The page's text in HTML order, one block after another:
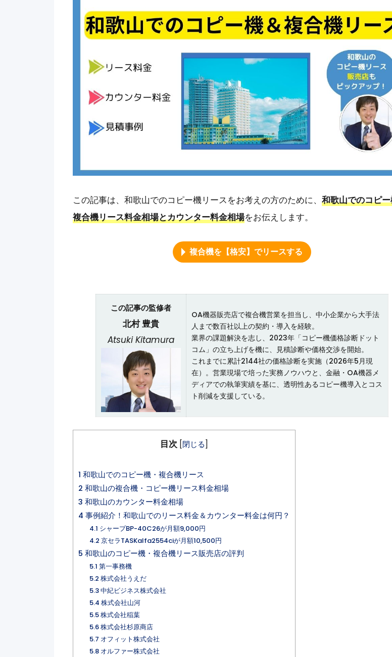
この記事は、和歌山でのコピー機リースをお考えの方のために、 和歌山でのコピ
複合機リース料金相場とカウンター料金相場をお伝えします。
複合機を【格安】でリースする
この記事の監修者
北村 豊貴
Atsuki Kitamura
OA機器販売店で複合機営業を担当し、中小企業から大手法
人まで数百社以上の契約・導入を経験。
業界の課題解決を志し、2023年「コピー機価格診断ドット
コム」の立ち上げを機に、見積診断や価格交渉を開始。
これまでに累計2144社の価格診断を実施（2026年5月現
在）。営業現場で培った実務ノウハウと、金融・OA機器メ
ディアでの執筆実績を基に、透明性あるコピー機導入とコス
ト削減を支援している。
目次 閉じる
1 和歌山でのコピー機・複合機リース
2 和歌山の複合機・コピー機リース料金相場
3 和歌山のカウンター料金相場
4 事例紹介！和歌山でのリース料金＆カウンター料金は何円？
4.1 シャープBP-40C26が月額9,000円
4.2 京セラTASKalfa2554ciが月額10,500円
5 和歌山のコピー機・複合機リース販売店の評判
5.1 第一事務機
5.2 株式会社うえだ
5.3中紀ビジネス株式会社
5.4 株式会社山河
5.5株式会社稲葉
5.6株式会社杉原商店
5.7 オフィット株式会社
5.8オルファー株式会社